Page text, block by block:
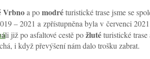
Vrbnoa pomodréturistické trase jsme se
– 2021 a zpřístupněna byla v červenci
již po asfaltové cestě požlutéturistické trase
i když převýšení nám dalo trošku zabrat.